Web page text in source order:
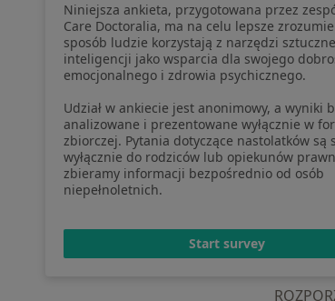
Jak działają wyniki wyszukiwania
Dostępność
O nas
Praca Rekrutujemy!
Partnerzy
Centrum prasowe
Kontakt
Niniejsza ankieta, przygotowana przez
Care Doctoralia, ma na celu lepsze
sposób ludzie korzystają z narzędzi
inteligencji jako wsparcia dla swojego
emocjonalnego i zdrowia psychicznego.
Udział w ankiecie jest anonimowy, a wyniki
analizowane i prezentowane wyłącznie w
zbiorczej. Pytania dotyczące nastolatków są
wyłącznie do rodziców lub opiekunów
zbieramy informacji bezpośrednio od osób
niepełnoletnich.
Start survey